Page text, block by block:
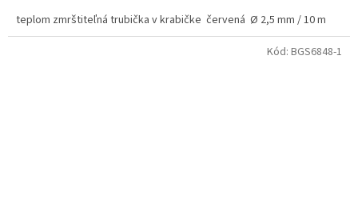
teplom zmrštiteľná trubička v krabičke červená Ø 2,5 mm / 10 m
Kód: BGS6848-1